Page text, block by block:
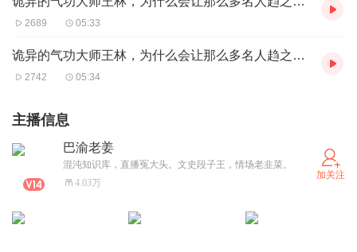
2689 05:33
诡异的气功大师王林，为什么会让那么多名人趋之若鹜（二
2742 05:34
主播信息
巴渝老姜
混沌知识库，直播冤大头。文史段子王，情场老韭菜。
4.03万
加关注